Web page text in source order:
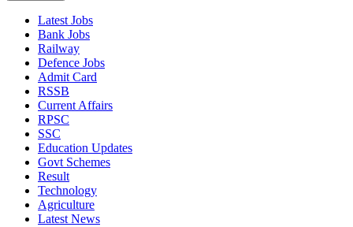
Latest Jobs
Bank Jobs
Railway
Defence Jobs
Admit Card
RSSB
Current Affairs
RPSC
SSC
Education Updates
Govt Schemes
Result
Technology
Agriculture
Latest News